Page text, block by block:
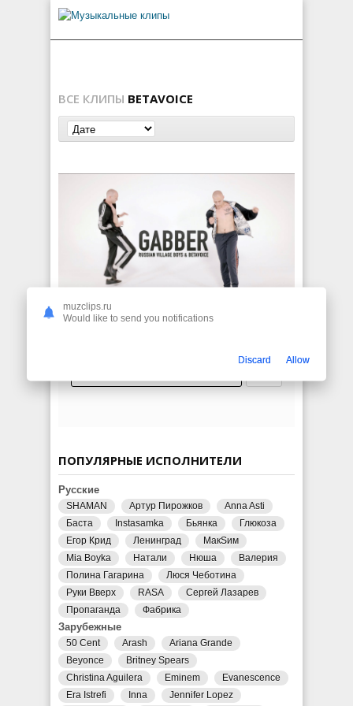
ВСЕ КЛИПЫ BETAVOICE
Russian Village Boys & Betavoice — Gabber
ПОПУЛЯРНЫЕ ИСПОЛНИТЕЛИ
Русские
SHAMAN Артур Пирожков
Anna Asti
Баста
Instasamka Бьянка
Глюкоза
Егор Крид
Ленинград
МакSим
Mia Boyka
Натали Нюша
Валерия
Полина Гагарина
Люся Чеботина
Руки Вверх
RASA
Сергей Лазарев
Пропаганда
Фабрика
Зарубежные
50 Cent Arash
Ariana Grande
Beyonce
Britney Spears
Christina Aguilera
Eminem
Evanescence
Era Istrefi
Inna Jennifer Lopez
muzclips.ru
Would like to send you notifications
Discard Allow